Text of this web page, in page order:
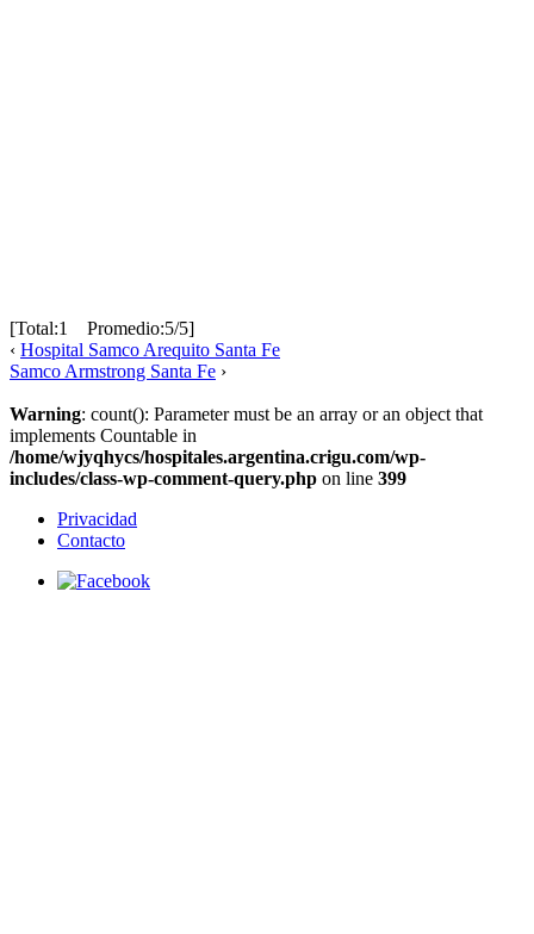
[Total:1 Promedio:5/5]
‹ Hospital Samco Arequito Santa Fe
Samco Armstrong Santa Fe ›
Warning: count(): Parameter must be an array or an object that
implements Countable in
/home/wjyqhycs/hospitales.argentina.crigu.com/wp-
includes/class-wp-comment-query.php on line 399
Privacidad
Contacto